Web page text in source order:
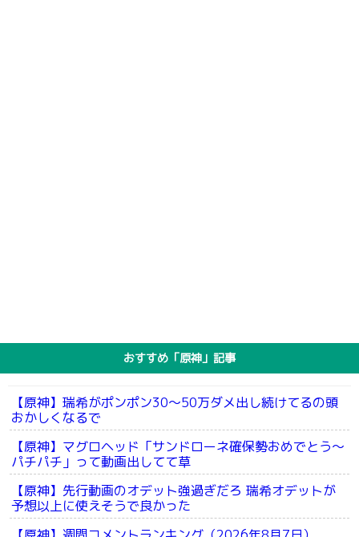
おすすめ「原神」記事
【原神】瑞希がポンポン30～50万ダメ出し続けてるの頭
おかしくなるで
【原神】マグロヘッド「サンドローネ確保勢おめでとう～
パチパチ」って動画出してて草
【原神】先行動画のオデット強過ぎだろ 瑞希オデットが
予想以上に使えそうで良かった